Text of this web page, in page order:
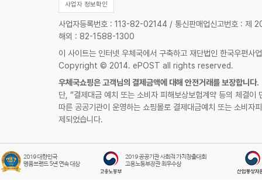
사업자 정보확인
사업자등록번호 : 113-82-02144 / 통신판매업신고번호 : 제
해외 : 82-1588-1300
이 사이트는 인터넷 우체국에서 구축하고 재단법인 한국우편사
Copyright © 2014. ePOST all rights reserved.
우체국쇼핑은 고객님의 결제금액에 대해 안전거래를 보장합니다.
단, “결제대금 예치 또는 소비자 피해보상보험계약 등의 체결이
따른 공공기관이 운영하는 쇼핑몰로 결제대금예치 또는 소비자
제되었습니다.